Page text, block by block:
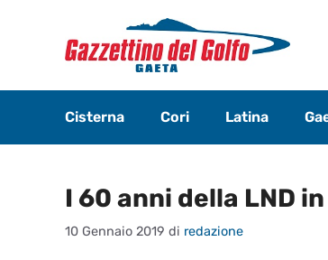
contenuto
Cisterna Cori Latina
I 60 anni della LND
10 Gennaio 2019 di redazione